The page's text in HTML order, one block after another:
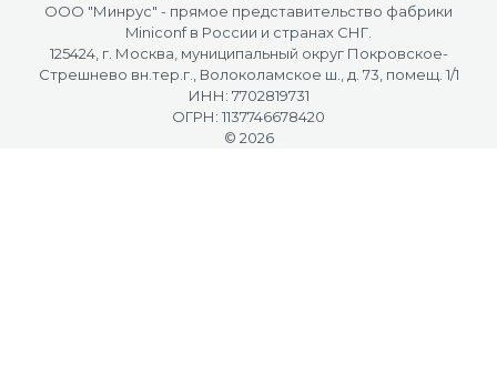
OOO "Минрус" - прямое представительство фабрики
Miniconf в России и странах СНГ.
125424, г. Москва, муниципальный округ Покровское-
Стрешнево вн.тер.г., Волоколамское ш., д. 73, помещ. 1/1
ИНН: 7702819731
ОГРН: 1137746678420
© 2026